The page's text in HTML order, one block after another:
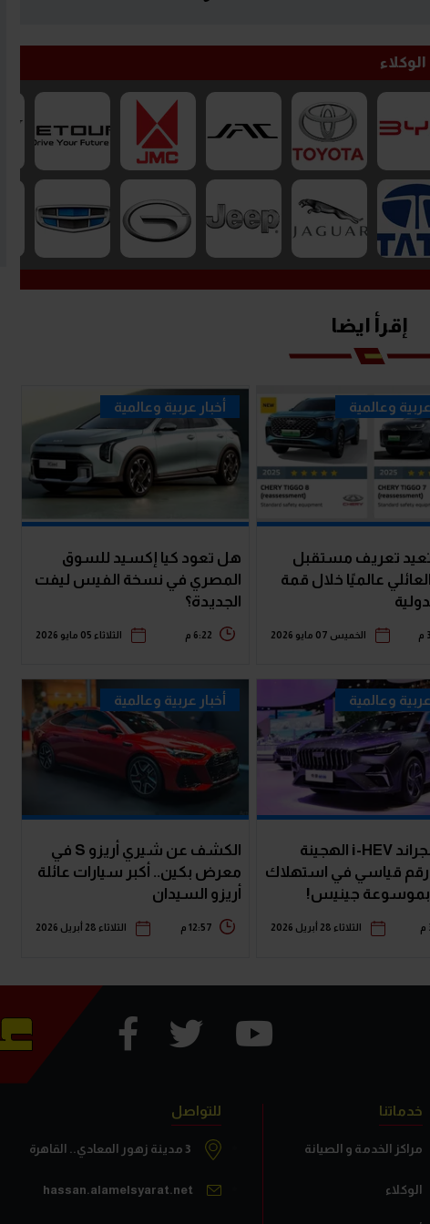
الوكلاء
إقرأ ايضا
عربية وعالمية
تعريف مستقبل
عالميًا خلال قمة
الخميس 07 مايو 2026
أخبار عربية وعالمية
هل تعود كيا إكسيد للسوق
المصري في نسخة الفيس ليفت
الجديدة؟
6:22 م الثلاثاء 05 مايو 2026
عربية وعالمية
جيلي إمجراند i-HEV الهجينة
قياسي في استهلاك
بموسوعة جينيس!
الثلاثاء 28 أبريل 2026
أخبار عربية وعالمية
الكشف عن شيري أريزو S في
معرض بكين.. أكبر سيارات عائلة
أريزو السيدان
12:57 م الثلاثاء 28 أبريل 2026
خدماتنا
مراكز الخدمة و الصيانة
الوكلاء
للتواصل
3 مدينة زهور المعادي.. القاهرة
hassan.alamelsyarat.net